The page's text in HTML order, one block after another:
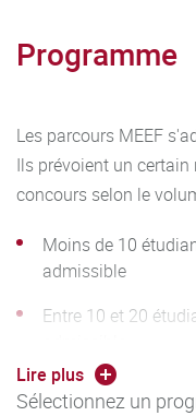
Programme
Les parcours MEEF
Ils prévoient un
concours selon le
Moins de 10
admissible
Entre 10 et 20
Plus de 20
Lire plus
Sélectionnez un